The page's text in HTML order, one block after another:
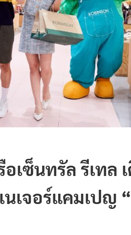
เซ็นทรัล รีเทล
เจอร์แคมเปญ